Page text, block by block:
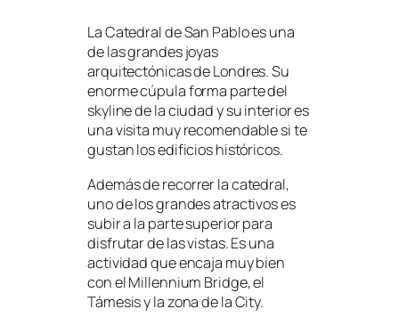
La Catedral de San Pablo es una
de las grandes joyas
arquitectónicas de Londres. Su
enorme cúpula forma parte del
skyline de la ciudad y su interior es
una visita muy recomendable si te
gustan los edificios históricos.
Además de recorrer la catedral,
uno de los grandes atractivos es
subir a la parte superior para
disfrutar de las vistas. Es una
actividad que encaja muy bien
con el Millennium Bridge, el
Támesis y la zona de la City.